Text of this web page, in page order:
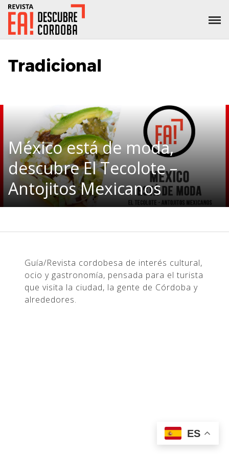
Tradicional
México está de moda,
descubre El Tecolote –
Antojitos Mexicanos
Guía/Revista cordobesa de interés cultural,
ocio y gastronomía, pensada para el turista
que visita la ciudad, la gente de Córdoba y
alrededores.
ES